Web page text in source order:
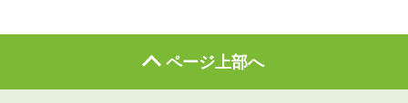
ページ上部へ